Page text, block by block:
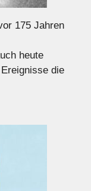
175 Jahren
heute
die